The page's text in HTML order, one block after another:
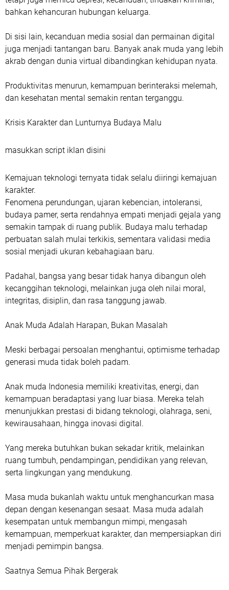
bahkan kehancuran hubungan keluarga.
Di sisi lain, kecanduan media sosial dan permainan digital
juga menjadi tantangan baru. Banyak anak muda yang lebih
akrab dengan dunia virtual dibandingkan kehidupan nyata.
Produktivitas menurun, kemampuan berinteraksi melemah,
dan kesehatan mental semakin rentan terganggu.
Krisis Karakter dan Lunturnya Budaya Malu
masukkan script iklan disini
Kemajuan teknologi ternyata tidak selalu diiringi kemajuan
karakter.
Fenomena perundungan, ujaran kebencian, intoleransi,
budaya pamer, serta rendahnya empati menjadi gejala yang
semakin tampak di ruang publik. Budaya malu terhadap
perbuatan salah mulai terkikis, sementara validasi media
sosial menjadi ukuran kebahagiaan baru.
Padahal, bangsa yang besar tidak hanya dibangun oleh
kecanggihan teknologi, melainkan juga oleh nilai moral,
integritas, disiplin, dan rasa tanggung jawab.
Anak Muda Adalah Harapan, Bukan Masalah
Meski berbagai persoalan menghantui, optimisme terhadap
generasi muda tidak boleh padam.
Anak muda Indonesia memiliki kreativitas, energi, dan
kemampuan beradaptasi yang luar biasa. Mereka telah
menunjukkan prestasi di bidang teknologi, olahraga, seni,
kewirausahaan, hingga inovasi digital.
Yang mereka butuhkan bukan sekadar kritik, melainkan
ruang tumbuh, pendampingan, pendidikan yang relevan,
serta lingkungan yang mendukung.
Masa muda bukanlah waktu untuk menghancurkan masa
depan dengan kesenangan sesaat. Masa muda adalah
kesempatan untuk membangun mimpi, mengasah
kemampuan, memperkuat karakter, dan mempersiapkan diri
menjadi pemimpin bangsa.
Saatnya Semua Pihak Bergerak